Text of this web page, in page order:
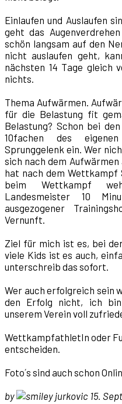
Einlaufen und Auslaufen
geht das
schön langsam auf den
nicht auslaufen geht,
nächsten 14 Tage gleich
nichts.
Thema Aufwärmen.
für die Belastung fit
Belastung? Schon bei
10fachen des
Sprunggelenk ein. Wer
sich nach dem
hat nach dem Wettkampf
beim Wettkampf
Landesmeister 10
ausgezogener
Vernunft.
Ziel für mich ist es, bei
viele Kids ist es auch,
unterschreib das sofort.
Wer auch erfolgreich sein
den Erfolg nicht, ich
unserem Verein voll
WettkampfathletIn oder
entscheiden.
Foto´s sind auch schon
by
jurkovic 15.